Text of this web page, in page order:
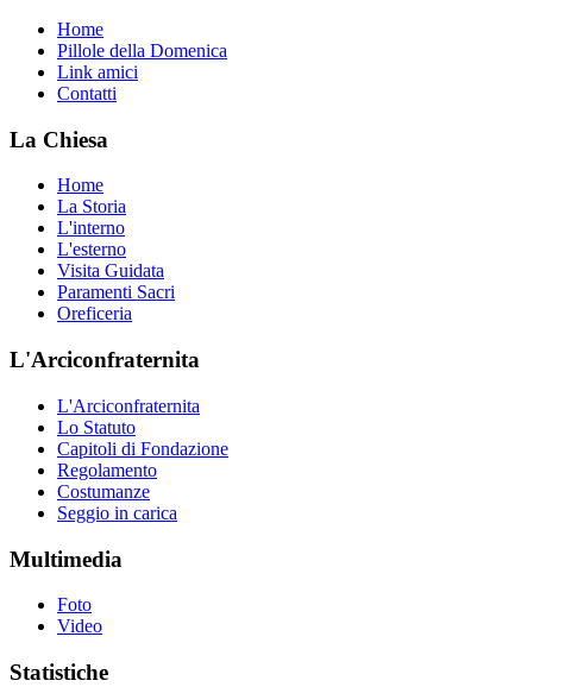
Home
Pillole della Domenica
Link amici
Contatti
La Chiesa
Home
La Storia
L'interno
L'esterno
Visita Guidata
Paramenti Sacri
Oreficeria
L'Arciconfraternita
L'Arciconfraternita
Lo Statuto
Capitoli di Fondazione
Regolamento
Costumanze
Seggio in carica
Multimedia
Foto
Video
Statistiche